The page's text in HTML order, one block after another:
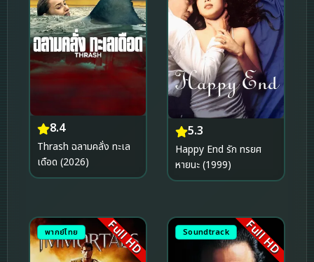
8.4
Thrash ฉลามคลั่ง ทะเล
เดือด (2026)
5.3
Happy End รัก ทรยศ
หายนะ (1999)
พากย์ไทย Full HD Soundtrack Full HD